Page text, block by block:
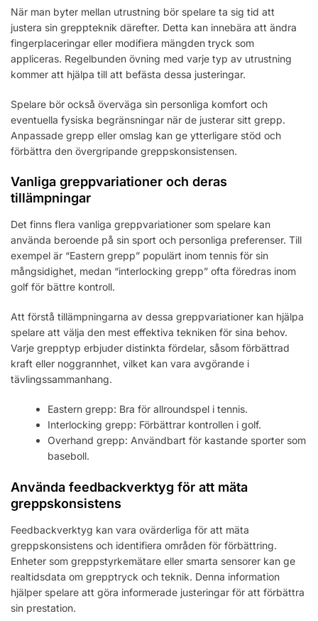
När man byter mellan utrustning bör spelare ta sig tid att
justera sin greppteknik därefter. Detta kan innebära att ändra
fingerplaceringar eller modifiera mängden tryck som
appliceras. Regelbunden övning med varje typ av utrustning
kommer att hjälpa till att befästa dessa justeringar.
Spelare bör också överväga sin personliga komfort och
eventuella fysiska begränsningar när de justerar sitt grepp.
Anpassade grepp eller omslag kan ge ytterligare stöd och
förbättra den övergripande greppskonsistensen.
Vanliga greppvariationer och deras
tillämpningar
Det finns flera vanliga greppvariationer som spelare kan
använda beroende på sin sport och personliga preferenser. Till
exempel är “Eastern grepp” populärt inom tennis för sin
mångsidighet, medan “interlocking grepp” ofta föredras inom
golf för bättre kontroll.
Att förstå tillämpningarna av dessa greppvariationer kan hjälpa
spelare att välja den mest effektiva tekniken för sina behov.
Varje grepptyp erbjuder distinkta fördelar, såsom förbättrad
kraft eller noggrannhet, vilket kan vara avgörande i
tävlingssammanhang.
Eastern grepp: Bra för allroundspel i tennis.
Interlocking grepp: Förbättrar kontrollen i golf.
Overhand grepp: Användbart för kastande sporter som
baseboll.
Använda feedbackverktyg för att mäta
greppskonsistens
Feedbackverktyg kan vara ovärderliga för att mäta
greppskonsistens och identifiera områden för förbättring.
Enheter som greppstyrkemätare eller smarta sensorer kan ge
realtidsdata om grepptryck och teknik. Denna information
hjälper spelare att göra informerade justeringar för att förbättra
sin prestation.